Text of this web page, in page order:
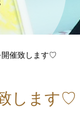
開催致します♡
します♡